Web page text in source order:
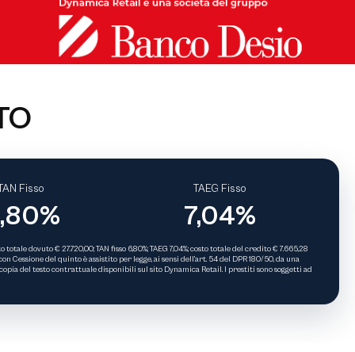
Fisso TAEG Fisso
7,04%
€ 27.720,00; TAN fisso 6,80%; TAEG 7,04%; costo totale del credito € 7.665,28
del quinto è assistito per legge, ai sensi dell’art. 54 del DPR 180/50, da una
del testo contrattuale disponibili sul sito Dynamica Retail. I prestiti sono soggetti ad